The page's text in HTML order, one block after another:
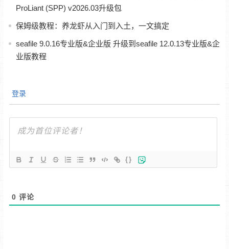
ProLiant (SPP) v2026.03升级包
保姆级教程：养龙虾从入门到入土，一文搞定
seafile 9.0.16专业版&企业版 升级到seafile 12.0.13专业版&企
业版教程
登录
{}
0 评论